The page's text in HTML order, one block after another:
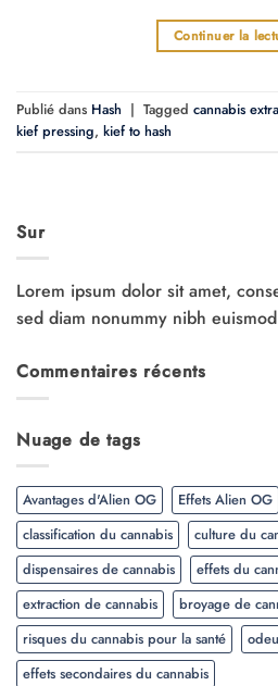
Continuer la
Publié dans Hash | Tagged cannabis
kief pressing, kief to hash
Sur
Lorem ipsum dolor sit amet,
sed diam nonummy nibh
Commentaires récents
Nuage de tags
Avantages d'Alien OG Effets Alien OG
classification du cannabis
culture du
dispensaires de cannabis
effets du
extraction de cannabis
broyage de
risques du cannabis pour la santé
effets secondaires du cannabis